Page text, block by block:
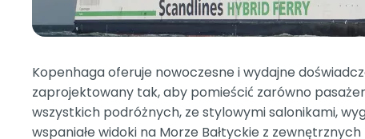
Kopenhaga oferuje nowoczesne i wydajne
zaprojektowany tak, aby pomieścić zarówno
wszystkich podróżnych, ze stylowymi salonikami,
wspaniałe widoki na Morze Bałtyckie z